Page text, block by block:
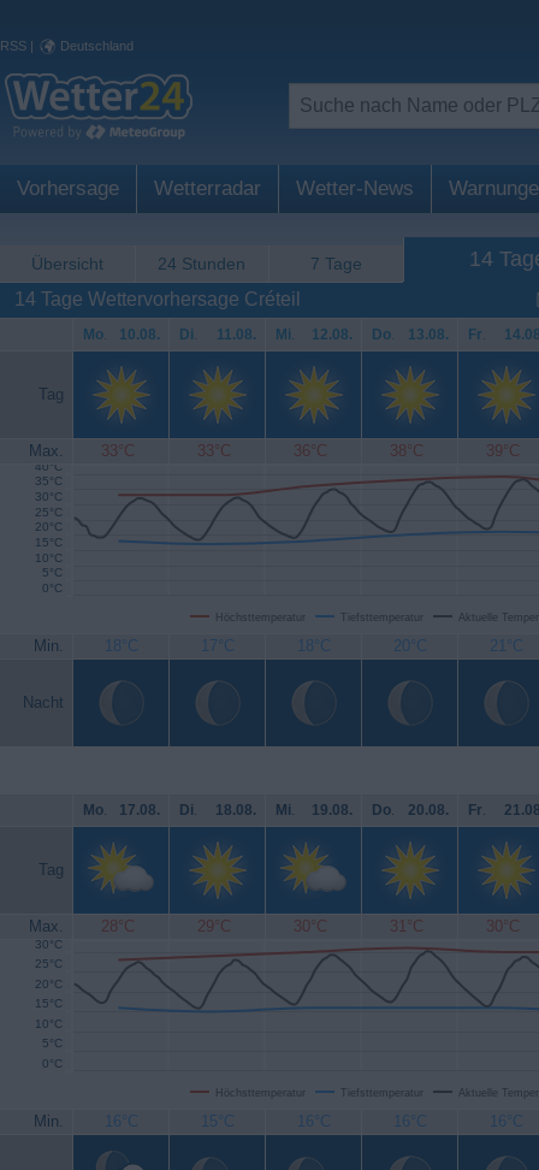
RSS | Deutschland
Vorhersage Wetterradar Wetter-News
Übersicht 24 Stunden 7 Tage 14
14 Tage Wettervorhersage Créteil
Mo. 10.08. Di. 11.08. Mi. 12.08. Do. 13.08. Fr.
Tag
Max. 33°C 33°C 36°C 38°C 39°C
Höchsttemperatur Tiefsttemperatur Aktuelle
0°C
5°C
10°C
15°C
20°C
25°C
30°C
35°C
40°C
Min. 18°C 17°C 18°C 20°C 21°C
Nacht
Mo. 17.08. Di. 18.08. Mi. 19.08. Do. 20.08. Fr.
Tag
Max. 28°C 29°C 30°C 31°C 30°C
Höchsttemperatur Tiefsttemperatur Aktuelle
0°C
5°C
10°C
15°C
20°C
25°C
30°C
Min. 16°C 15°C 16°C 16°C 16°C